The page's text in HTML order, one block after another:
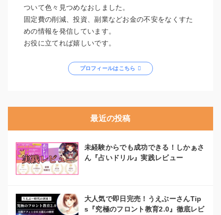
ついて色々見つめなおしました。
固定費の削減、投資、副業などお金の不安をなくすた
めの情報を発信しています。
お役に立てれば嬉しいです。
プロフィールはこちら
最近の投稿
未経験からでも成功できる！しかぁさ
ん『占いドリル』実践レビュー
大人気で即日完売！うえぶーさんTip
s『究極のフロント教育2.0』徹底レビ